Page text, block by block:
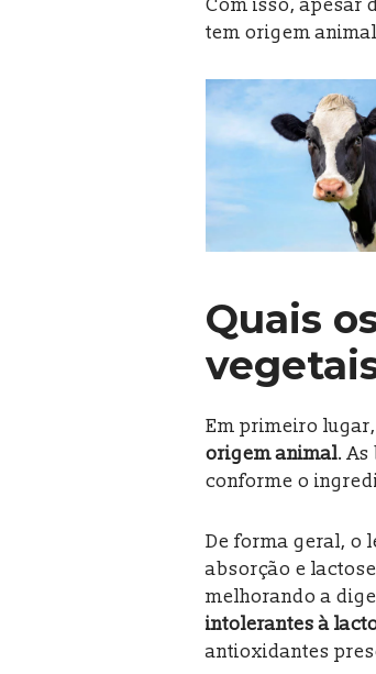
Com isso, apesar
tem origem
Quais
Em primeiro
origem animal.
conforme o
De forma geral, o
absorção e
melhorando a
intolerantes à
antioxidantes